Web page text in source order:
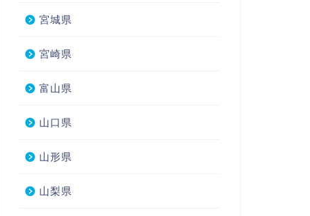
宮城県
宮崎県
富山県
山口県
山形県
山梨県